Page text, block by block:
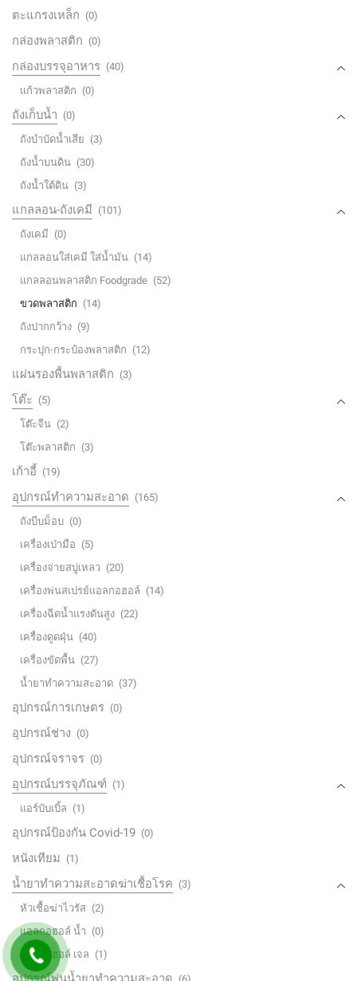
ตะแกรงเหล็ก (0)
กล่องพลาสติก (0)
กล่องบรรจุอาหาร (40)
แก้วพลาสติก (0)
ถังเก็บน้ำ (0)
ถังบำบัดน้ำเสีย (3)
ถังน้ำบนดิน (30)
ถังน้ำใต้ดิน (3)
แกลลอน-ถังเคมี (101)
ถังเคมี (0)
แกลลอนใส่เคมี ใส่น้ำมัน (14)
แกลลอนพลาสติก Foodgrade (52)
ขวดพลาสติก (14)
ถังปากกว้าง (9)
กระปุก-กระป๋องพลาสติก (12)
แผ่นรองพื้นพลาสติก (3)
โต๊ะ (5)
โต๊ะจีน (2)
โต๊ะพลาสติก (3)
เก้าอี้ (19)
อุปกรณ์ทำความสะอาด (165)
ถังบีบม็อบ (0)
เครื่องเป่ามือ (5)
เครื่องจ่ายสบู่เหลว (20)
เครื่องพ่นสเปรย์แอลกอฮอล์ (14)
เครื่องฉีดน้ำแรงดันสูง (22)
เครื่องดูดฝุ่น (40)
เครื่องขัดพื้น (27)
น้ำยาทำความสะอาด (37)
อุปกรณ์การเกษตร (0)
อุปกรณ์ช่าง (0)
อุปกรณ์จราจร (0)
อุปกรณ์บรรจุภัณฑ์ (1)
แอร์บับเบิ้ล (1)
อุปกรณ์ป้องกัน Covid-19 (0)
หนังเทียม (1)
น้ำยาทำความสะอาดฆ่าเชื้อโรค (3)
หัวเชื้อฆ่าไวรัส (2)
แอลกอฮอล์ น้ำ (0)
แอลกอฮอล์ เจล (1)